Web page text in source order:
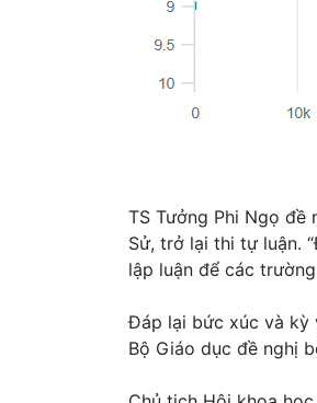
TS Tưởng Phi Ngọ
Sử, trở lại thi tự luận.
lập luận để các
Đáp lại bức xúc và kỳ
Bộ Giáo dục đề nghị